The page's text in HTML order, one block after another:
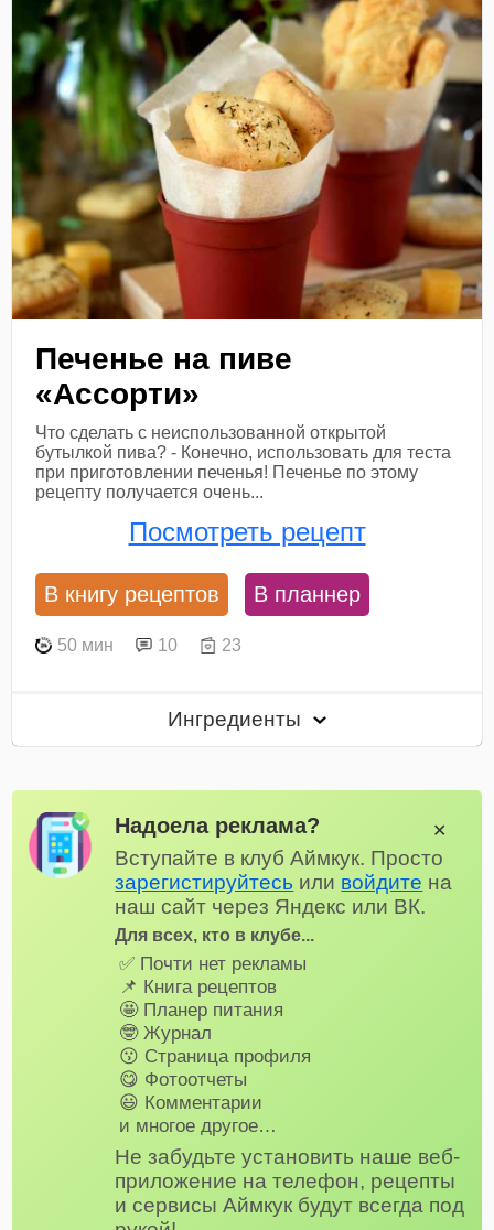
Печенье на пиве
«Ассорти»
Что сделать с неиспользованной открытой
бутылкой пива? - Конечно, использовать для теста
при приготовлении печенья! Печенье по этому
рецепту получается очень...
Посмотреть рецепт
В книгу рецептов В планнер
50 мин 10 23
Ингредиенты
Надоела реклама?
Вступайте в клуб Аймкук. Просто
зарегистируйтесь или войдите на
наш сайт через Яндекс или ВК.
Для всех, кто в клубе...
✅ Почти нет рекламы
📌 Книга рецептов
🤩 Планер питания
🤓 Журнал
😗 Страница профиля
😋 Фотоотчеты
😃 Комментарии
и многое другое…
Не забудьте установить наше веб-
приложение на телефон, рецепты
и сервисы Аймкук будут всегда под
✕